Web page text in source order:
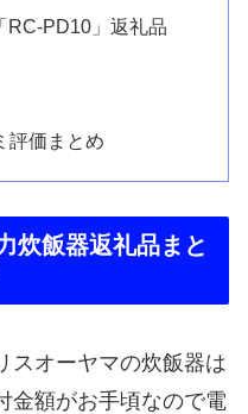
RC-PD10」返礼品
評価まとめ
炊飯器返礼品まと
スオーヤマの炊飯器は
金額がお手頃なので電